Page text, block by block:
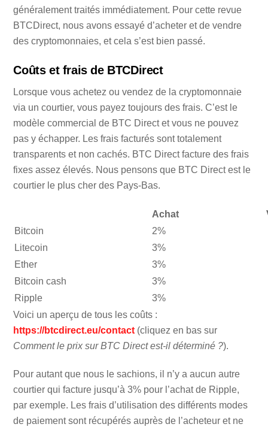
généralement traités immédiatement. Pour cette revue
BTCDirect, nous avons essayé d’acheter et de vendre
des cryptomonnaies, et cela s’est bien passé.
Coûts et frais de BTCDirect
Lorsque vous achetez ou vendez de la cryptomonnaie
via un courtier, vous payez toujours des frais. C’est le
modèle commercial de BTC Direct et vous ne pouvez
pas y échapper. Les frais facturés sont totalement
transparents et non cachés. BTC Direct facture des frais
fixes assez élevés. Nous pensons que BTC Direct est le
courtier le plus cher des Pays-Bas.
Achat
Bitcoin
2%
Litecoin
3%
Ether
3%
Bitcoin cash
3%
Ripple
3%
Voici un aperçu de tous les coûts :
https://btcdirect.eu/contact(cliquez en bas sur
Comment le prix sur BTC Direct est-il déterminé ?).
Pour autant que nous le sachions, il n’y a aucun autre
courtier qui facture jusqu’à 3% pour l’achat de Ripple,
par exemple. Les frais d’utilisation des différents modes
de paiement sont récupérés auprès de l’acheteur et ne